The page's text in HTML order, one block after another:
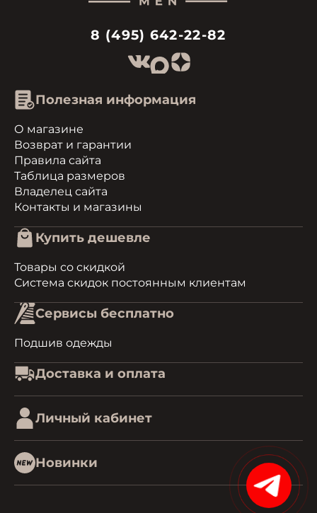
8 (495) 642-22-82
Полезная информация
О магазине
Возврат и гарантии
Правила сайта
Таблица размеров
Владелец сайта
Контакты и магазины
Купить дешевле
Товары со скидкой
Система скидок постоянным клиентам
Сервисы бесплатно
Подшив одежды
Доставка и оплата
Личный кабинет
Новинки
15%